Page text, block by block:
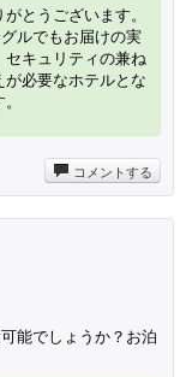
とうございます。
ルでもお届けの実
キュリティの兼ね
必要なホテルとな
コメントする
能でしょうか？お泊